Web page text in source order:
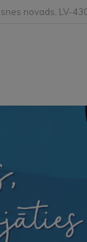
novads, LV-